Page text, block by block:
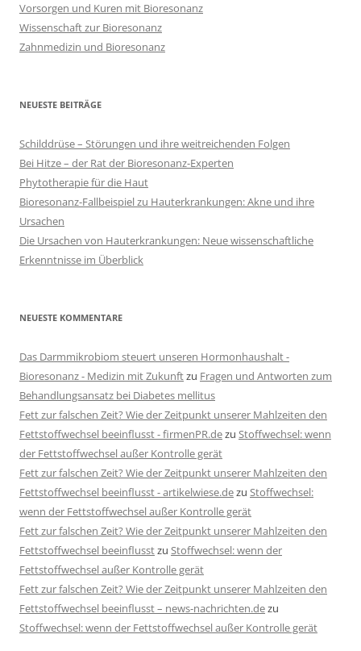
Vorsorgen und Kuren mit Bioresonanz
Wissenschaft zur Bioresonanz
Zahnmedizin und Bioresonanz
NEUESTE BEITRÄGE
Schilddrüse – Störungen und ihre weitreichenden Folgen
Bei Hitze – der Rat der Bioresonanz-Experten
Phytotherapie für die Haut
Bioresonanz-Fallbeispiel zu Hauterkrankungen: Akne und ihre
Ursachen
Die Ursachen von Hauterkrankungen: Neue wissenschaftliche
Erkenntnisse im Überblick
NEUESTE KOMMENTARE
Das Darmmikrobiom steuert unseren Hormonhaushalt -
Bioresonanz - Medizin mit Zukunftzu Fragen und Antworten zum
Behandlungsansatz bei Diabetes mellitus
Fett zur falschen Zeit? Wie der Zeitpunkt unserer Mahlzeiten den
Fettstoffwechsel beeinflusst - firmenPR.dezu Stoffwechsel: wenn
der Fettstoffwechsel außer Kontrolle gerät
Fett zur falschen Zeit? Wie der Zeitpunkt unserer Mahlzeiten den
Fettstoffwechsel beeinflusst - artikelwiese.dezu Stoffwechsel:
wenn der Fettstoffwechsel außer Kontrolle gerät
Fett zur falschen Zeit? Wie der Zeitpunkt unserer Mahlzeiten den
Fettstoffwechsel beeinflusstzu Stoffwechsel: wenn der
Fettstoffwechsel außer Kontrolle gerät
Fett zur falschen Zeit? Wie der Zeitpunkt unserer Mahlzeiten den
Fettstoffwechsel beeinflusst – news-nachrichten.dezu
Stoffwechsel: wenn der Fettstoffwechsel außer Kontrolle gerät